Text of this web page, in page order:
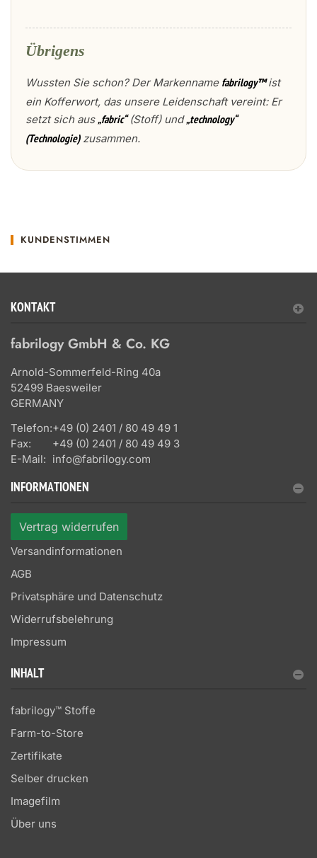
Übrigens
Wussten Sie schon? Der Markenname fabrilogy™ist
ein Kofferwort, das unsere Leidenschaft vereint: Er
setzt sich aus„fabric“(Stoff) und„technology“
(Technologie)zusammen.
KUNDENSTIMMEN
KONTAKT
fabrilogy GmbH & Co. KG
Arnold-Sommerfeld-Ring 40a
52499 Baesweiler
GERMANY
Telefon:+49 (0) 2401 / 80 49 49 1
Fax:
+49 (0) 2401 / 80 49 49 3
E-Mail: info@fabrilogy.com
INFORMATIONEN
Vertrag widerrufen
Versandinformationen
AGB
Privatsphäre und Datenschutz
Widerrufsbelehrung
Impressum
INHALT
fabrilogy™ Stoffe
Farm-to-Store
Zertifikate
Selber drucken
Imagefilm
Über uns